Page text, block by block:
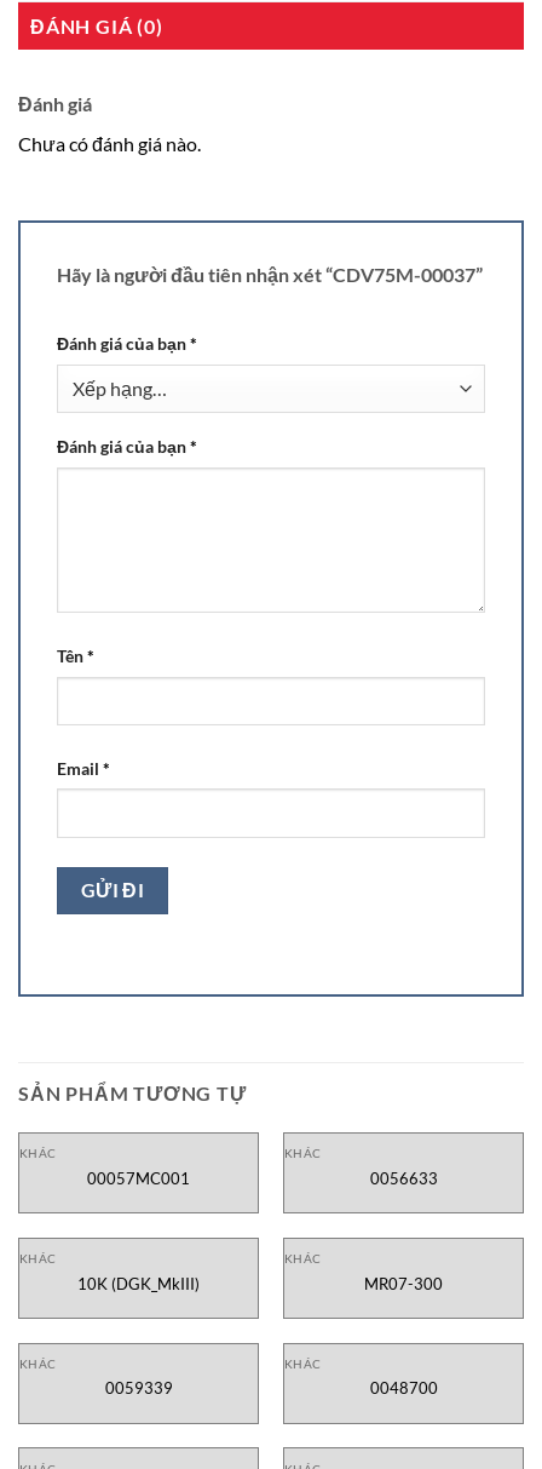
ĐÁNH GIÁ (0)
Đánh giá
Chưa có đánh giá nào.
Hãy là người đầu tiên nhận xét “CDV75M-00037”
Đánh giá của bạn*
Đánh giá của bạn*
Tên*
Email *
SẢN PHẨM TƯƠNG TỰ
KHÁC
00057MC001
KHÁC
0056633
KHÁC
10K (DGK_MkIII)
KHÁC
MR07-300
KHÁC
0059339
KHÁC
0048700